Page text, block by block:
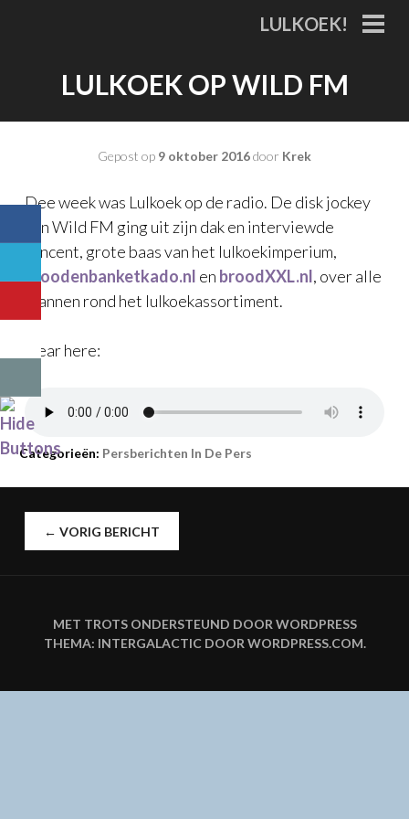
LULKOEK!
LULKOEK OP WILD FM
Gepost op 9 oktober 2016door Krek
Dee week was Lulkoek op de radio. De disk jockey
van Wild FM ging uit zijn dak en interviewde
Vincent, grote baas van het lulkoekimperium,
broodenbanketkado.nl en broodXXL.nl, over alle
plannen rond het lulkoekassortiment.
Hear here:
Categorieën: Persberichten In De Pers
BERICHTNAVIGATIE
← VORIG BERICHT
MET TROTS ONDERSTEUND DOOR WORDPRESS
THEMA: INTERGALACTIC DOOR WORDPRESS.COM.